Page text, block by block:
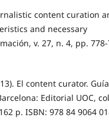
content curation
and necessary
v. 27, n. 4, pp. 778-
El content curator.
Editorial UOC,
p. ISBN: 978 84 9064